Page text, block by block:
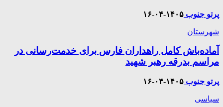
پرتو جنوب ۱۴۰۵-۰۴-۱۶
شهرستان
آماده‌باش کامل راهداران فارس برای خدمت‌رسانی در
مراسم بدرقه رهبر شهید
پرتو جنوب ۱۴۰۵-۰۴-۱۶
سیاسی